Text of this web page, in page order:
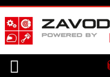
Přejít
na
obsah